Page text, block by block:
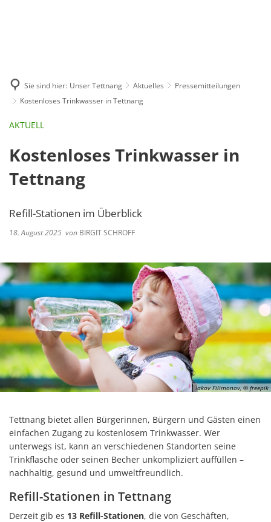
Sie sind hier: Unser Tettnang Aktuelles
Pressemitteilungen
Kostenloses Trinkwasser in Tettnang
AKTUELL
Kostenloses Trinkwasser in
Tettnang
Refill-Stationen im Überblick
18. August 2025 von BIRGIT SCHROFF
Iakov Filimonov, © freepik
Tettnang bietet allen Bürgerinnen, Bürgern und Gästen einen
einfachen Zugang zu kostenlosem Trinkwasser. Wer
unterwegs ist, kann an verschiedenen Standorten seine
Trinkflasche oder seinen Becher unkompliziert auffüllen –
nachhaltig, gesund und umweltfreundlich.
Refill-Stationen in Tettnang
Derzeit gib es 13 Refill-Stationen, die von Geschäften,